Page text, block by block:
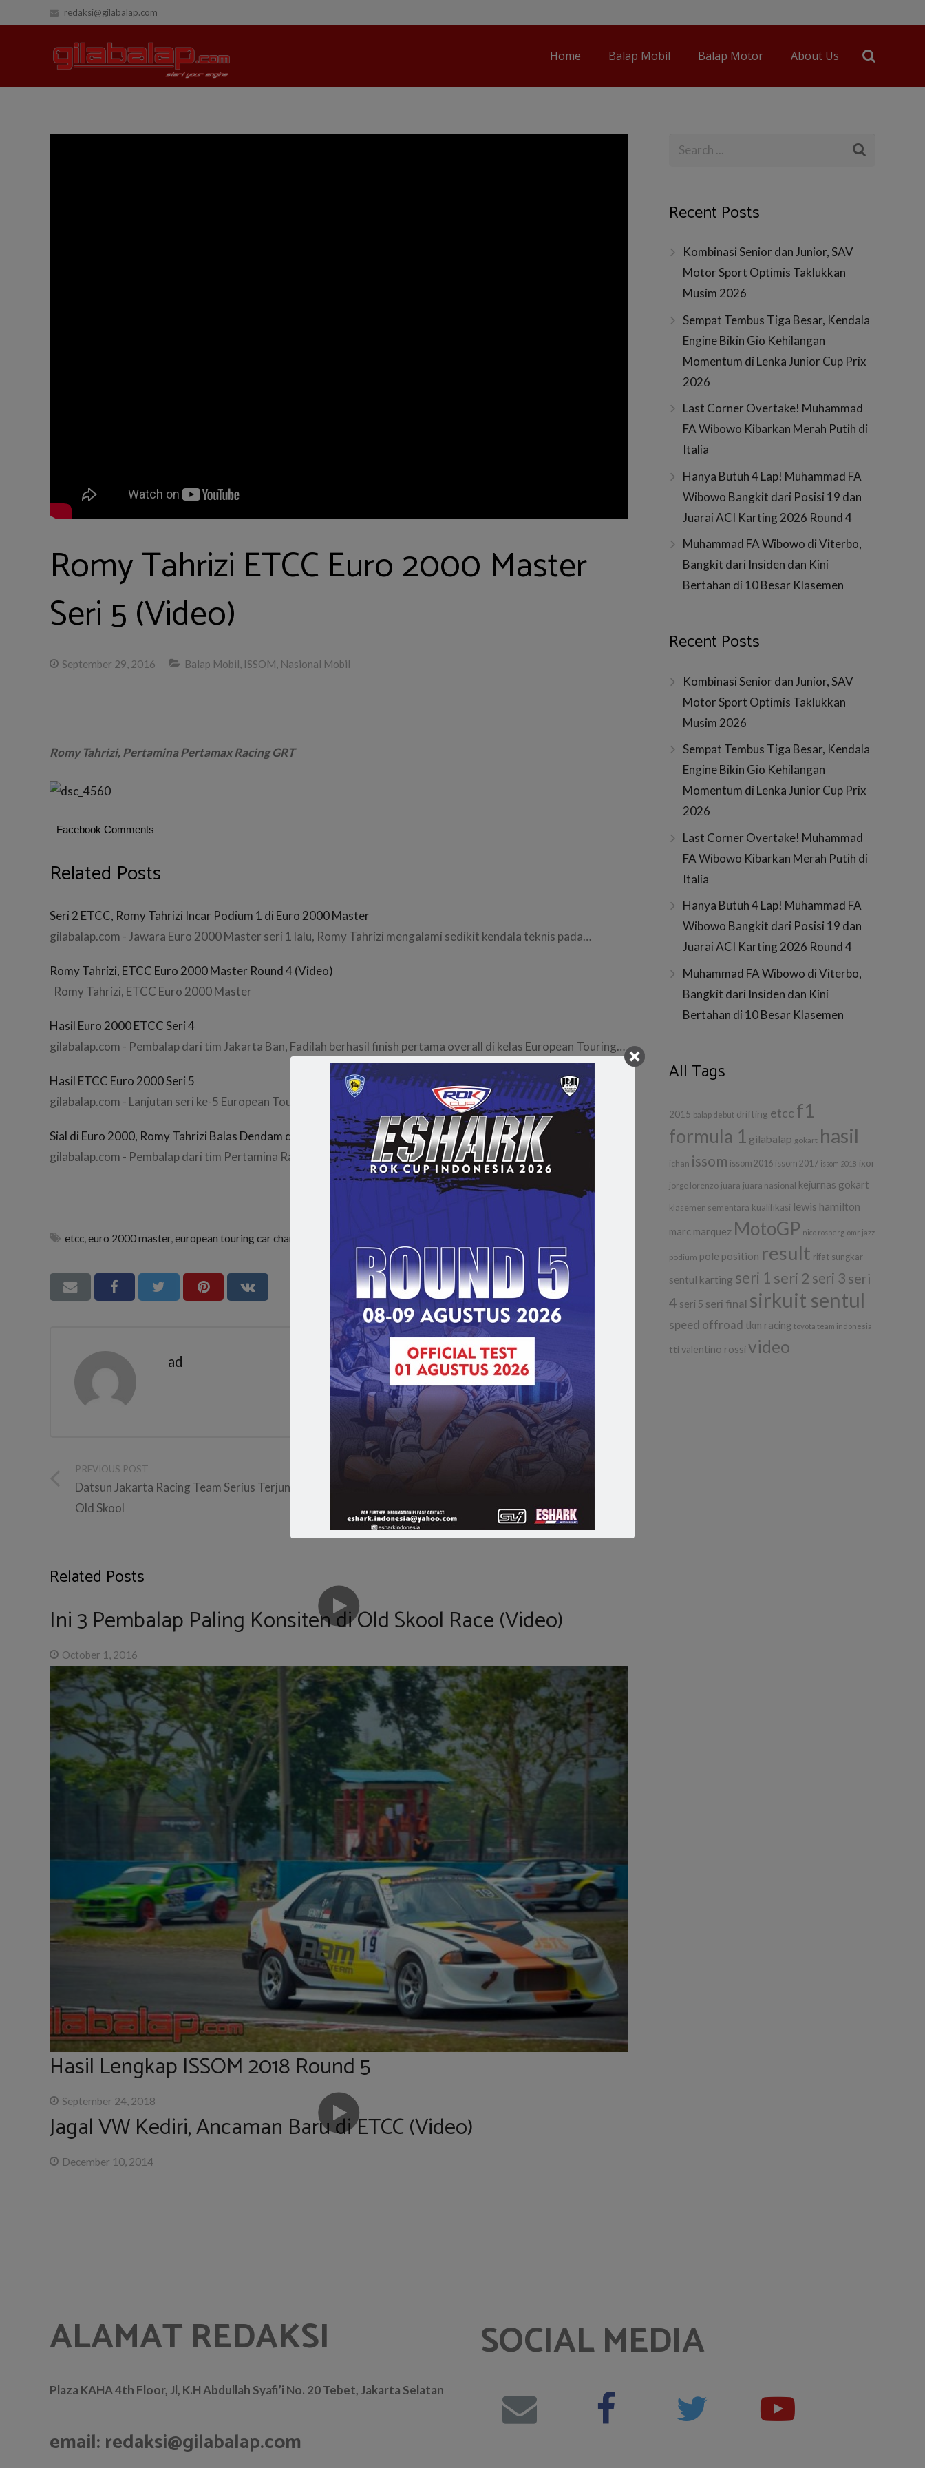
redaksi@gilabalap.com
Home Balap Mobil Balap Motor About Us
Romy Tahrizi ETCC Euro 2000 Master
Seri 5 (Video)
September 29, 2016 Balap Mobil ISSOM Nasional Mobil
Romy Tahrizi, Pertamina Pertamax Racing GRT
Facebook Comments
Related Posts
Seri 2 ETCC, Romy Tahrizi Incar Podium 1 di Euro 2000 Master
gilabalap.com - Jawara Euro 2000 Master seri 1 lalu, Romy Tahrizi mengalami sedikit kendala teknis pada…
Romy Tahrizi, ETCC Euro 2000 Master Round 4 (Video)
Romy Tahrizi, ETCC Euro 2000 Master
Hasil Euro 2000 ETCC Seri 4
gilabalap.com - Pembalap dari tim Jakarta Ban, Fadilah berhasil finish pertama overall di kelas European Touring…
Hasil ETCC Euro 2000 Seri 5
gilabalap.com - Lanjutan seri ke-5 European Touring Car Championship (ETCC) digelar hari ini, Minggu (25/10)…
Sial di Euro 2000, Romy Tahrizi Balas Dendam di ITCC 1600
gilabalap.com - Pembalap dari tim Pertamina Racing GRT, Romy Tahrizi sukses meraih juara kedua di…
etcc,euro 2000 master,european touring car championship
ad
PREVIOUS POST
Datsun Jakarta Racing Team Serius Terjun ke
Old Skool
Seri 5 (Video)
Related Posts
Ini 3 Pembalap Paling Konsiten di Old Skool Race (Video)
October 1, 2016
Hasil Lengkap ISSOM 2018 Round 5
September 24, 2018
Jagal VW Kediri, Ancaman Baru di ETCC (Video)
December 10, 2014
Recent Posts
Kombinasi Senior dan Junior, SAV
Motor Sport Optimis Taklukkan
Musim 2026
Sempat Tembus Tiga Besar, Kendala
Engine Bikin Gio Kehilangan
Momentum di Lenka Junior Cup Prix
2026
Last Corner Overtake! Muhammad
FA Wibowo Kibarkan Merah Putih di
Italia
Hanya Butuh 4 Lap! Muhammad FA
Wibowo Bangkit dari Posisi 19 dan
Juarai ACI Karting 2026 Round 4
Muhammad FA Wibowo di Viterbo,
Bangkit dari Insiden dan Kini
Bertahan di 10 Besar Klasemen
Recent Posts
Kombinasi Senior dan Junior, SAV
Motor Sport Optimis Taklukkan
Musim 2026
Sempat Tembus Tiga Besar, Kendala
Engine Bikin Gio Kehilangan
Momentum di Lenka Junior Cup Prix
2026
Last Corner Overtake! Muhammad
FA Wibowo Kibarkan Merah Putih di
Italia
Hanya Butuh 4 Lap! Muhammad FA
Wibowo Bangkit dari Posisi 19 dan
Juarai ACI Karting 2026 Round 4
Muhammad FA Wibowo di Viterbo,
Bangkit dari Insiden dan Kini
Bertahan di 10 Besar Klasemen
All Tags
2015 balap debut drifting etcc f1
formula 1 gilabalap gokart hasil
ichan issom issom 2016 issom 2017 issom 2018 ixor
jorge lorenzo juara juara nasional kejurnas gokart
klasemen sementara kualifikasi lewis hamilton
marc marquez MotoGP nico rosberg omr jazz
podium pole position result rifat sungkar
sentul karting seri 1 seri 2 seri 3 seri
4 seri 5 seri final sirkuit sentul
speed offroad tkm racing toyota team indonesia
tti valentino rossi video
ALAMAT REDAKSI
Plaza KAHA 4th Floor, Jl, K.H Abdullah Syafi’i No. 20 Tebet, Jakarta Selatan
email: redaksi@gilabalap.com
SOCIAL MEDIA